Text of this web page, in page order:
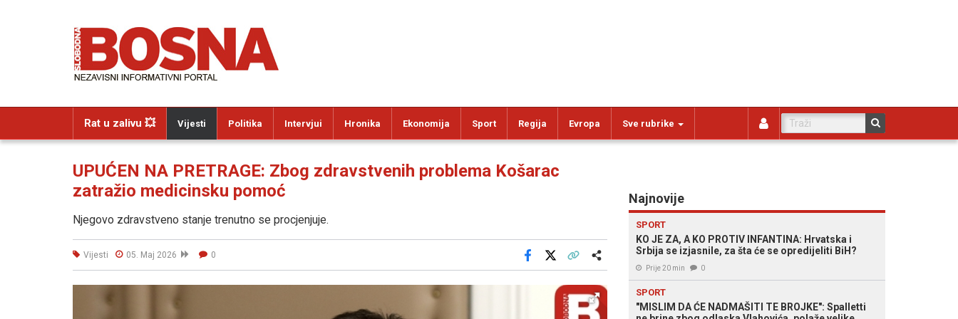
Rat u zalivu 💥 Vijesti Politika Intervjui Hronika Ekonomija Sport Regija Evropa Sve rubrike
UPUĆEN NA PRETRAGE: Zbog zdravstvenih problema Košarac
zatražio medicinsku pomoć
Njegovo zdravstveno stanje trenutno se procjenjuje.
Vijesti 05. Maj 2026 0
Facebook
Najnovije
SPORT
KO JE ZA, A KO PROTIV INFANTINA: Hrvatska i
Srbija se izjasnile, za šta će se opredijeliti BiH?
Prije 20 min 0
SPORT
"MISLIM DA ĆE NADMAŠITI TE BROJKE": Spalletti